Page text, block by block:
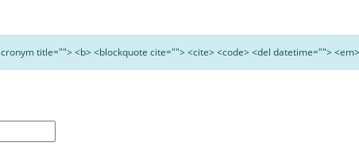
title=""> <b> <blockquote cite=""> <cite> <code> <del datetime="">